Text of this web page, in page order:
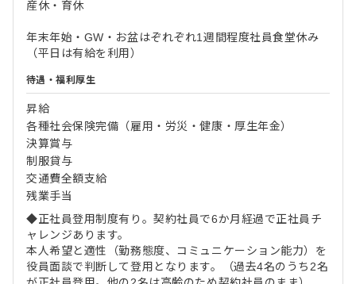
産休・育休
年末年始・GW・お盆はぞれぞれ1週間程度社員食堂休み
（平日は有給を利用）
待遇・福利厚生
昇給
各種社会保険完備（雇用・労災・健康・厚生年金）
決算賞与
制服貸与
交通費全額支給
残業手当
◆正社員登用制度有り。契約社員で6か月経過で正社員チ
ャレンジあります。
本人希望と適性（勤務態度、コミュニケーション能力）を
役員面談で判断して登用となります。（過去4名のうち2名